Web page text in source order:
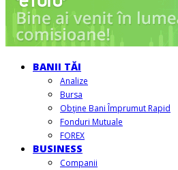
BANII TĂI
Analize
Bursa
Obţine Bani Împrumut Rapid
Fonduri Mutuale
FOREX
BUSINESS
Companii